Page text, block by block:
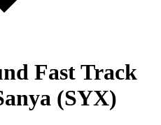
Fast Track
(SYX)